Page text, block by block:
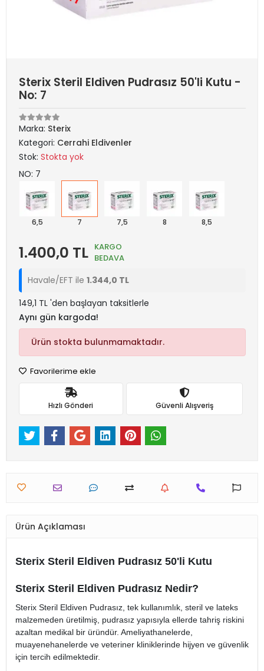
Sterix Steril Eldiven Pudrasız 50'li Kutu -
No: 7
Marka: Sterix
Kategori: Cerrahi Eldivenler
Stok: Stokta yok
NO: 7
6,5 7 7,5 8 8,5
1.400,0 TL KARGO
BEDAVA
Havale/EFT ile 1.344,0 TL
149,1 TL 'den başlayan taksitlerle
Aynı gün kargoda!
Ürün stokta bulunmamaktadır.
Favorilerime ekle
Hızlı Gönderi Güvenli Alışveriş
Ürün Açıklaması
Sterix Steril Eldiven Pudrasız 50'li Kutu
Sterix Steril Eldiven Pudrasız Nedir?
Sterix Steril Eldiven Pudrasız, tek kullanımlık, steril ve lateks
malzemeden üretilmiş, pudrasız yapısıyla ellerde tahriş riskini
azaltan medikal bir üründür. Ameliyathanelerde,
muayenehanelerde ve veteriner kliniklerinde hijyen ve güvenlik
için tercih edilmektedir.